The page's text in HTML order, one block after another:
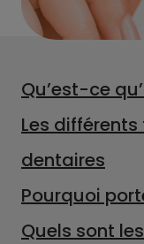
Qu’est-ce
Les
dentaires
Pourquoi
Quels sont